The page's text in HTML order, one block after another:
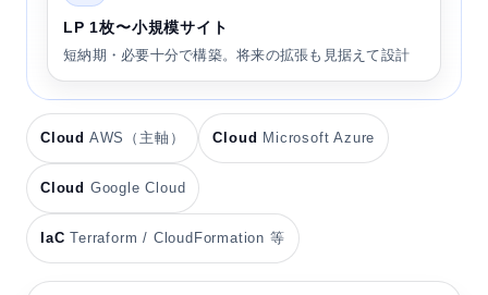
LP 1枚〜小規模サイト
短納期・必要十分で構築。将来の拡張も見据えて設計
Cloud AWS（主軸） Cloud Microsoft Azure
Cloud Google Cloud
IaC Terraform / CloudFormation 等